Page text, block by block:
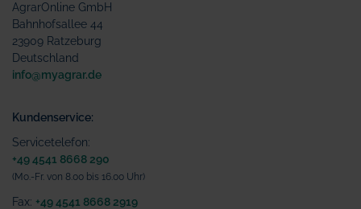
AgrarOnline GmbH
Bahnhofsallee 44
23909 Ratzeburg
Deutschland
info@myagrar.de
Kundenservice:
Servicetelefon:
+49 4541 8668 290
(Mo.-Fr. von 8.00 bis 16.00 Uhr)
Fax: +49 4541 8668 2919